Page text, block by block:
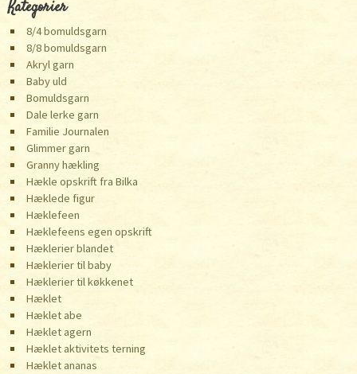
Kategorier
8/4 bomuldsgarn
8/8 bomuldsgarn
Akryl garn
Baby uld
Bomuldsgarn
Dale lerke garn
Familie Journalen
Glimmer garn
Granny hækling
Hækle opskrift fra Bilka
Hæklede figur
Hæklefeen
Hæklefeens egen opskrift
Hæklerier blandet
Hæklerier til baby
Hæklerier til køkkenet
Hæklet
Hæklet abe
Hæklet agern
Hæklet aktivitets terning
Hæklet ananas